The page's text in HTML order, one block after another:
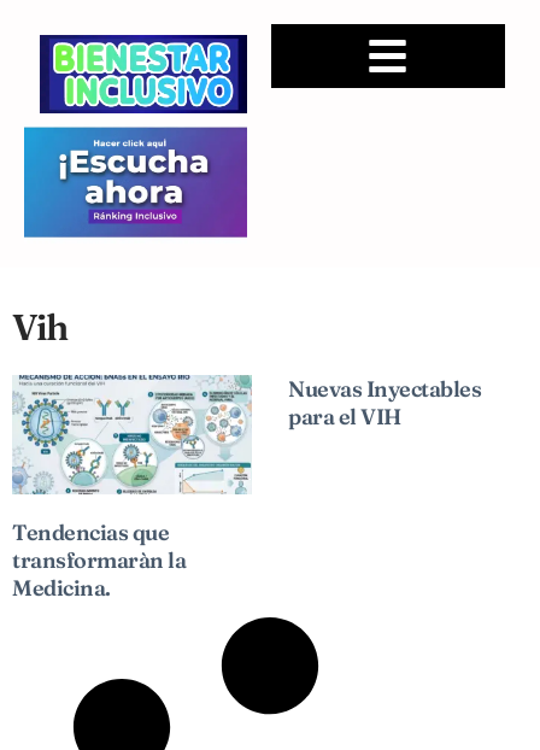
Vih
Tendencias que
transformaràn la
Medicina.
Nuevas Inyectables
para el VIH